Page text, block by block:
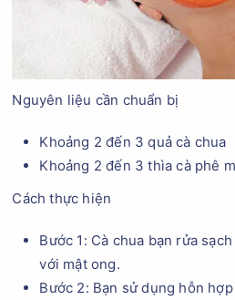
Nguyên liệu cần chuẩn bị
Khoảng 2 đến 3 quả cà chua
Khoảng 2 đến 3 thìa cà phê
Cách thực hiện
Bước 1: Cà chua bạn rửa
với mật ong.
Bước 2: Bạn sử dụng hỗn